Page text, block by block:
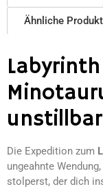
Ähnliche
Die Expedition zum
ungeahnte
stolperst, der dich